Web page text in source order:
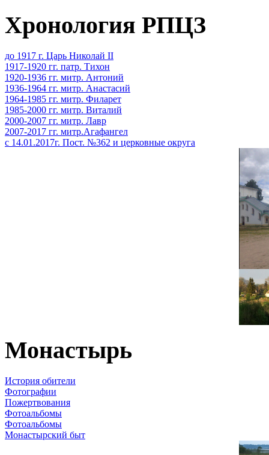
Хронология РПЦЗ
до 1917 г. Царь Николай II
1917-1920 гг. патр. Тихон
1920-1936 гг. митр. Антоний
1936-1964 гг. митр. Анастасий
1964-1985 гг. митр. Филарет
1985-2000 гг. митр. Виталий
2000-2007 гг. митр. Лавр
2007-2017 гг. митр.Агафангел
с 14.01.2017г. Пост. №362 и церковные округа
Монастырь
История обители
Фотографии
Пожертвования
Фотоальбомы
Фотоальбомы
Монастырский быт